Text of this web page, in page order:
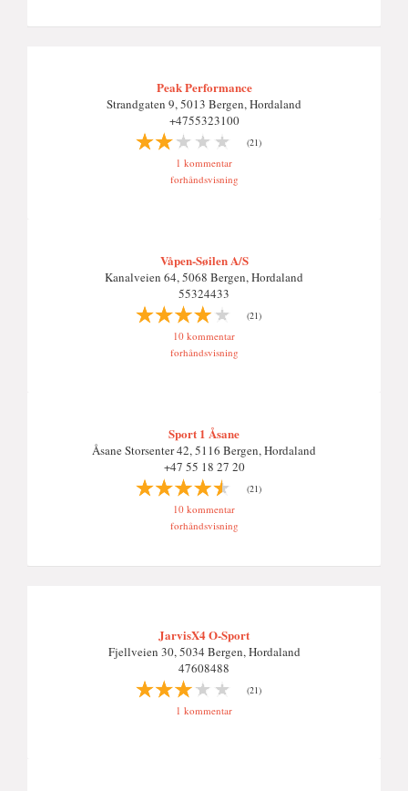
Peak Performance
Strandgaten 9, 5013 Bergen, Hordaland
+4755323100
(21)
1 kommentar
forhåndsvisning
Våpen-Søilen A/S
Kanalveien 64, 5068 Bergen, Hordaland
55324433
(21)
10 kommentar
forhåndsvisning
Sport 1 Åsane
Åsane Storsenter 42, 5116 Bergen, Hordaland
+47 55 18 27 20
(21)
10 kommentar
forhåndsvisning
JarvisX4 O-Sport
Fjellveien 30, 5034 Bergen, Hordaland
47608488
(21)
1 kommentar